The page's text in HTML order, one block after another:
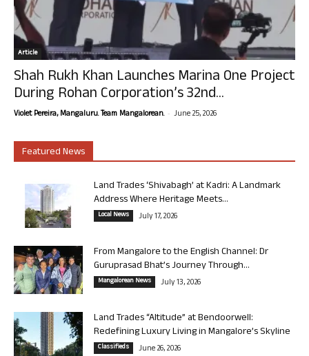
Article
Shah Rukh Khan Launches Marina One Project
During Rohan Corporation’s 32nd...
Violet Pereira, Mangaluru. Team Mangalorean. - June 25, 2026
Featured News
Land Trades ‘Shivabagh’ at Kadri: A Landmark
Address Where Heritage Meets...
Local News July 17, 2026
From Mangalore to the English Channel: Dr
Guruprasad Bhat’s Journey Through...
Mangalorean News July 13, 2026
Land Trades “Altitude” at Bendoorwell:
Redefining Luxury Living in Mangalore’s Skyline
Classifieds June 26, 2026